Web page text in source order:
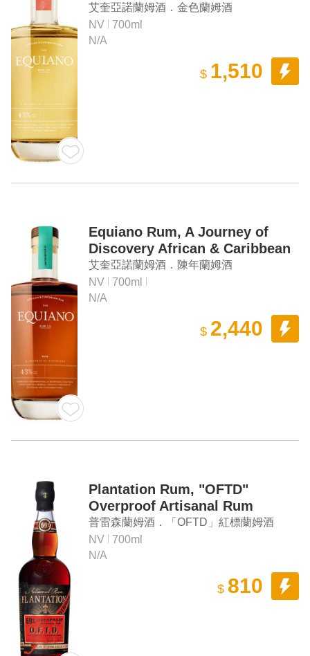
Caribbean Rum
艾奎亞諾蘭姆酒．金色蘭姆酒
NV
700ml
N/A
$ 1,510
Equiano Rum, A Journey of
Discovery African & Caribbean
Rum
艾奎亞諾蘭姆酒．陳年蘭姆酒
NV
700ml
N/A
$ 2,440
Plantation Rum, "OFTD"
Overproof Artisanal Rum
普雷森蘭姆酒．「OFTD」紅標蘭姆酒
NV
700ml
N/A
$ 810